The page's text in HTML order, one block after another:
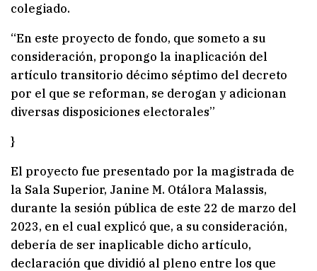
colegiado.
“En este proyecto de fondo, que someto a su
consideración, propongo la inaplicación del
artículo transitorio décimo séptimo del decreto
por el que se reforman, se derogan y adicionan
diversas disposiciones electorales”
}
El proyecto fue presentado por la magistrada de
la Sala Superior, Janine M. Otálora Malassis,
durante la sesión pública de este 22 de marzo del
2023, en el cual explicó que, a su consideración,
debería de ser inaplicable dicho artículo,
declaración que dividió al pleno entre los que